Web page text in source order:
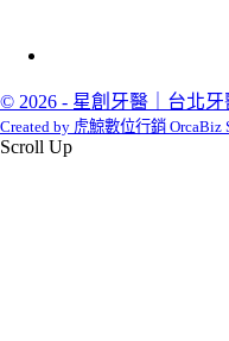
© 2026 - 星創牙醫｜台北
Created by 虎鯨數位行銷 OrcaBiz
Scroll Up